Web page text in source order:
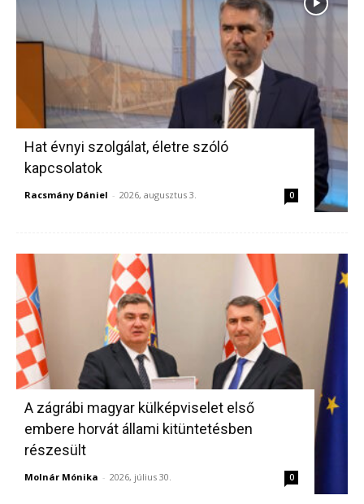
Hat évnyi szolgálat, életre szóló
kapcsolatok
Racsmány Dániel - 2026, augusztus 3. 0
A zágrábi magyar külképviselet első
embere horvát állami kitüntetésben
részesült
Molnár Mónika - 2026, július 30. 0